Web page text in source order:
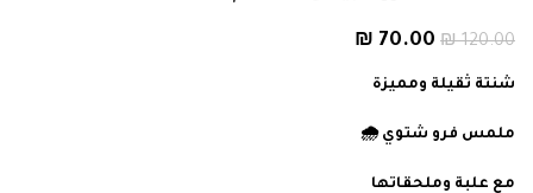
₪120.00
₪ 70.00
شنتة ثقيلة ومميزة
ملمس فرو شتوي 🌧️
مع علبة وملحقاتها